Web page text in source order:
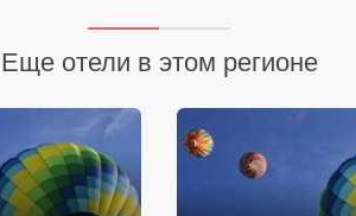
Еще отели в этом регионе